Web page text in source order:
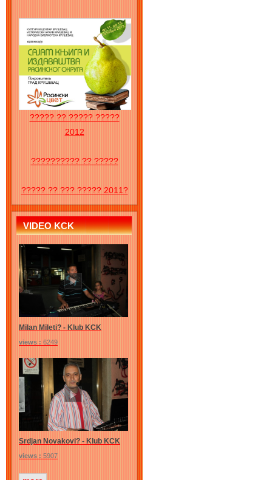
????? ?? ????? ?????
2012
?????????? ?? ?????
????? ?? ??? ????? 2011?
VIDEO KCK
Milan Mileti? - Klub KCK
views : 6249
Srdjan Novakovi? - Klub KCK
views : 5907